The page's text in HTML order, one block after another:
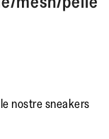
nostre sneakers